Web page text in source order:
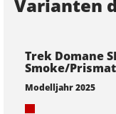
Varianten
Trek Domane
Smoke/
Modelljahr 2025